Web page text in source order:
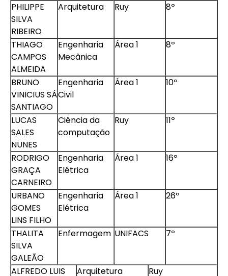
PHILIPPE
SILVA
RIBEIRO
Arquitetura Ruy 8º
THIAGO
CAMPOS
ALMEIDA
Engenharia
Mecânica
Área 1 8º
BRUNO
VINICIUS SÁ
SANTIAGO
Engenharia
Civil
Área 1 10º
LUCAS
SALES
NUNES
Ciência da
computação
Ruy 11º
RODRIGO
GRAÇA
CARNEIRO
Engenharia
Elétrica
Área 1 16º
URBANO
GOMES
LINS FILHO
Engenharia
Elétrica
Área 1 26º
THALITA
SILVA
GALEÃO
Enfermagem UNIFACS 7º
ALFREDO LUIS
Arquitetura Ruy